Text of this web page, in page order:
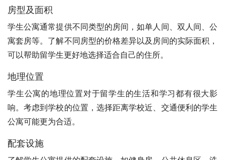
房型及面积
学生公寓通常提供不同类型的房间，如单人间、双人间、公
寓套房等。了解不同房型的价格差异以及房间的实际面积，
可以帮助留学生更好地选择适合自己的住所。
地理位置
学生公寓的地理位置对于留学生的生活和学习都有很大影
响。考虑到学校的位置，选择距离学校近、交通便利的学生
公寓可能更为合适。
配套设施